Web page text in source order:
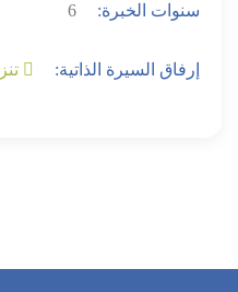
سنوات الخبرة: 6
إرفاق السيرة الذاتية: